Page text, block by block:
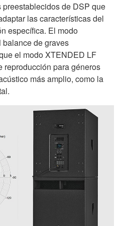
preestablecidos de DSP que
las características del
específica. El modo
de graves
el modo XTENDED LF
reproducción para géneros
más amplio, como la